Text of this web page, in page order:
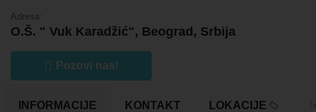
Adresa:
O.Š. " Vuk Karadžić", Beograd, Srbija
Pozovi nas!
INFORMACIJE KONTAKT LOKACIJE